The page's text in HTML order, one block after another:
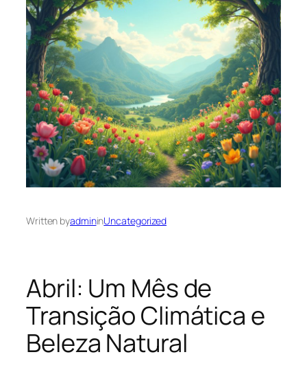
Written byadmininUncategorized
Abril: Um Mês de
Transição Climática e
Beleza Natural